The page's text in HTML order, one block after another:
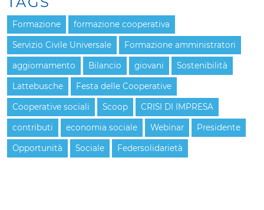
Formazione formazione cooperativa
Servizio Civile Universale Formazione amministratori
aggiornamento Bilancio giovani Sostenibilità
Lattebusche Festa delle Cooperative
Cooperative sociali Scoop CRISI DI IMPRESA
contributi economia sociale Webinar Presidente
Opportunità Sociale Federsolidarietà